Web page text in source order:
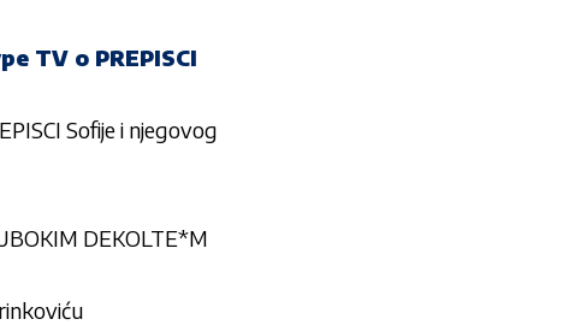
TV o PREPISCI
Sofije i njegovog
DEKOLTE*M